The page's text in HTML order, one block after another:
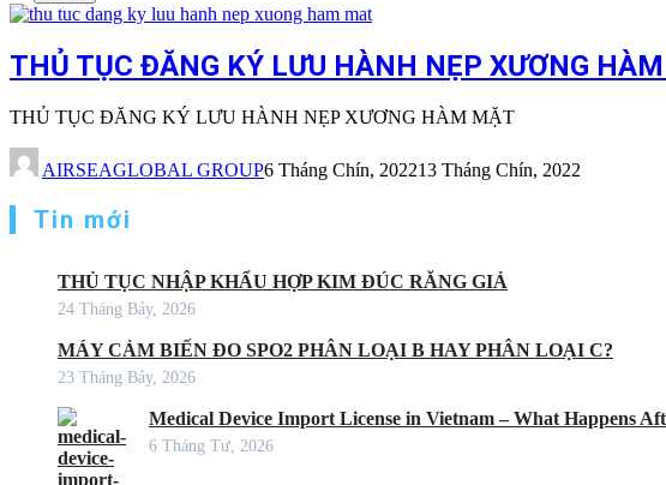
THỦ TỤC ĐĂNG KÝ LƯU HÀNH NẸP XƯƠNG
THỦ TỤC ĐĂNG KÝ LƯU HÀNH NẸP XƯƠNG HÀM MẶT
AIRSEAGLOBAL GROUP6 Tháng Chín, 202213 Tháng Chín, 2022
Tin mới
THỦ TỤC NHẬP KHẨU HỢP KIM ĐÚC RĂNG GIẢ
24 Tháng Bảy, 2026
MÁY CẢM BIẾN ĐO SPO2 PHÂN LOẠI B HAY PHÂN LOẠI C?
23 Tháng Bảy, 2026
Medical Device Import License in Vietnam – What Happens
6 Tháng Tư, 2026